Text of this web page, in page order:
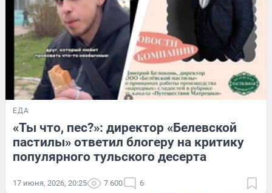
ЕДА
«Ты что, пес?»: директор «Белевской
пастилы» ответил блогеру на критику
популярного тульского десерта
17 июня, 2026, 20:25 7 600 6